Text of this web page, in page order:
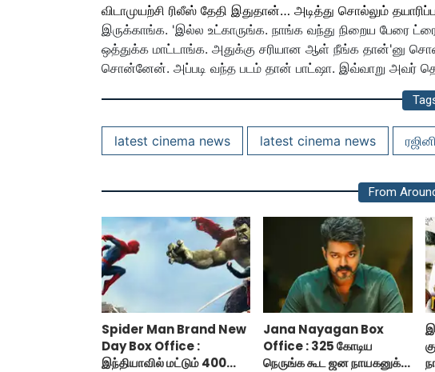
விடாமுயற்சி ரிலீஸ் தேதி இதுதான்… அடித்து சொல்லும்
இருக்காங்க. 'இல்ல உட்காருங்க. நாங்க வந்து நிறைய
ஒத்துக்க மாட்டாங்க. அதுக்கு சரியான ஆள் நீங்க தான்'னு
சொன்னேன். அப்படி வந்த படம் தான் பாட்ஷா. இவ்வாறு அவர்
latest cinema news latest cinema news ரஜினி
From
Spider Man Brand New
Day Box Office :
இந்தியாவில் மட்டும் 400
Jana Nayagan Box
Office : 325 கோடிய
நெருங்க கூட ஜன நாயகனுக்கு